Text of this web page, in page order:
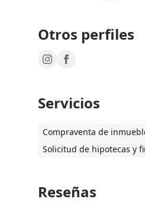
Otros perfiles
Servicios
Compraventa de
Solicitud de hipotecas y
Reseñas